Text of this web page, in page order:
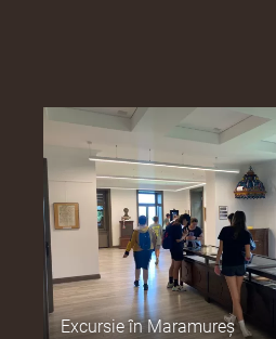
Excursie în Maramureș